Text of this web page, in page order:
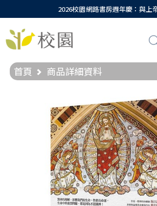
2026校園網路書房週年慶：與上
首頁 商品詳細資料